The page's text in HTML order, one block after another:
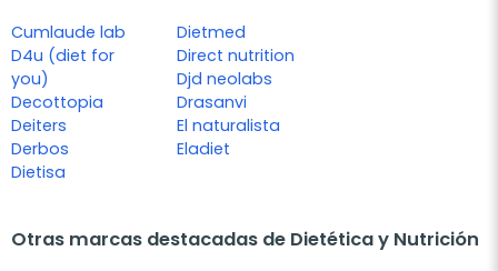
Cumlaude lab
D4u (diet for
you)
Decottopia
Deiters
Derbos
Dietisa
Dietmed
Direct nutrition
Djd neolabs
Drasanvi
El naturalista
Eladiet
Otras marcas destacadas de Dietética y Nutrición